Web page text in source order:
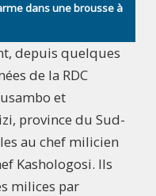
dans une brousse à
depuis quelques
de la RDC
et
province du Sud-
au chef milicien
Kashologosi. Ils
milices par